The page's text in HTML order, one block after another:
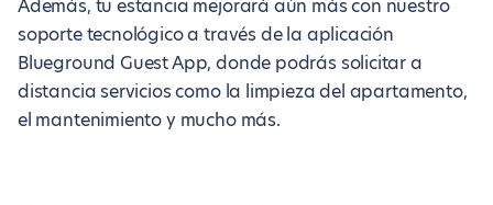
Además, tu estancia mejorará aún más con nuestro
soporte tecnológico a través de la aplicación
Blueground Guest App, donde podrás solicitar a
distancia servicios como la limpieza del apartamento,
el mantenimiento y mucho más.